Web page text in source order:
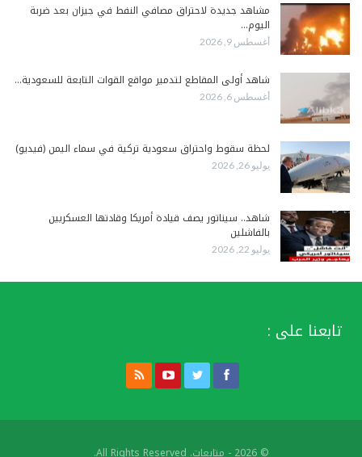
مشاهد جديدة لاحتراق مصافي النفط في جيزان بعد ضربة
اليوم…
أغسطس 9, 2026
شاهد أولى المقاطع لتدمير مواقع القوات التابعة للسعودية…
أغسطس 6, 2026
لحظة سقوط واحتراق سعودية تركية في سماء اليمن (فيديو)
يوليو 26, 2026
شاهد.. سيناتور يصف قيادة أمريكا وقادتها العسكريين
بالفاشلين
يوليو 22, 2026
تابعنا على :
© 2026 - متابعات. All Rights Reserved.